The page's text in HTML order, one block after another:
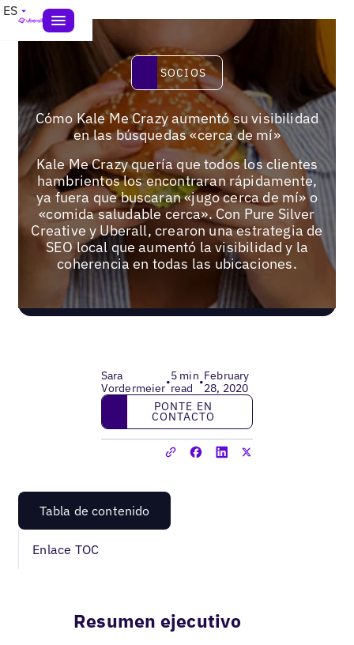
ES
Socios
SOCIOS
Cómo Kale Me Crazy aumentó su visibilidad
en las búsquedas «cerca de mí»
Kale Me Crazy quería que todos los clientes
hambrientos los encontraran rápidamente,
ya fuera que buscaran «jugo cerca de mí» o
«comida saludable cerca». Con Pure Silver
Creative y Uberall, crearon una estrategia de
SEO local que aumentó la visibilidad y la
coherencia en todas las ubicaciones.
Sara
Vordermeier•5 min
read •February
28, 2020
Ponte en contacto
PONTE EN
CONTACTO
Tabla de contenido
Enlace TOC
Resumen ejecutivo